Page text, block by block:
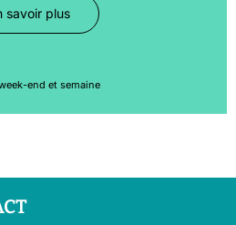
savoir plus
end et semaine